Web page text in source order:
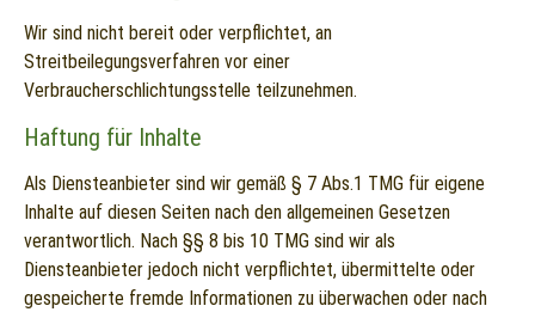
Wir sind nicht bereit oder verpflichtet, an
Streitbeilegungsverfahren vor einer
Verbraucherschlichtungsstelle teilzunehmen.
Haftung für Inhalte
Als Diensteanbieter sind wir gemäß § 7 Abs.1 TMG für eigene
Inhalte auf diesen Seiten nach den allgemeinen Gesetzen
verantwortlich. Nach §§ 8 bis 10 TMG sind wir als
Diensteanbieter jedoch nicht verpflichtet, übermittelte oder
gespeicherte fremde Informationen zu überwachen oder nach